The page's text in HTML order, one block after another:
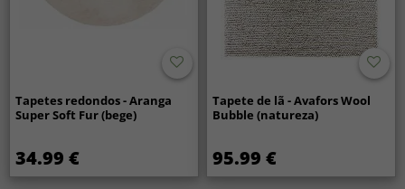
Tapetes redondos - Aranga
Super Soft Fur (bege)
34.99 €
Tapete de lã - Avafors Wool
Bubble (natureza)
95.99 €